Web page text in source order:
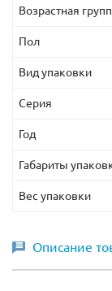
Возрастная
Пол
Вид упаковки
Серия
Год
Габариты
Вес упаковки
Описание